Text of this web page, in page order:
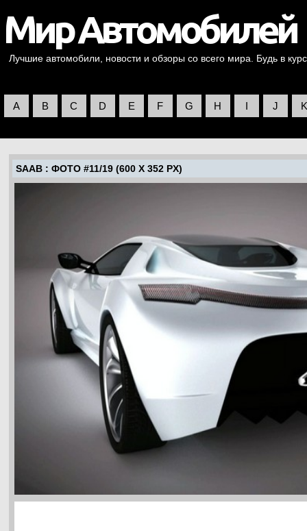
Лучшие автомобили, новости и обзоры со всего мира. Будь в
A B C D E F G H I J K
SAAB : ФОТО #11/19 (600 X 352 PX)